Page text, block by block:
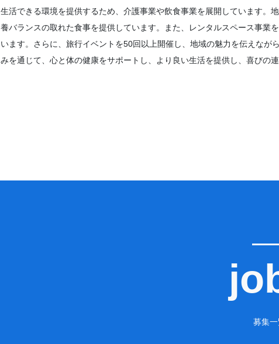
生活できる環境を提供するため、介護事業や飲食事業を展開しています。
養バランスの取れた食事を提供しています。また、レンタルスペース事業
います。さらに、旅行イベントを50回以上開催し、地域の魅力を伝えな
みを通じて、心と体の健康をサポートし、より良い生活を提供し、喜びの
募集